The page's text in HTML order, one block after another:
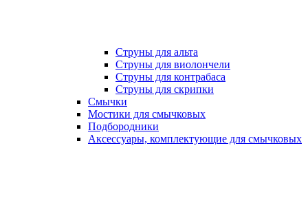
Струны для альта
Струны для виолончели
Струны для контрабаса
Струны для скрипки
Смычки
Мостики для смычковых
Подбородники
Аксеcсуары, комплектующие для смычковых